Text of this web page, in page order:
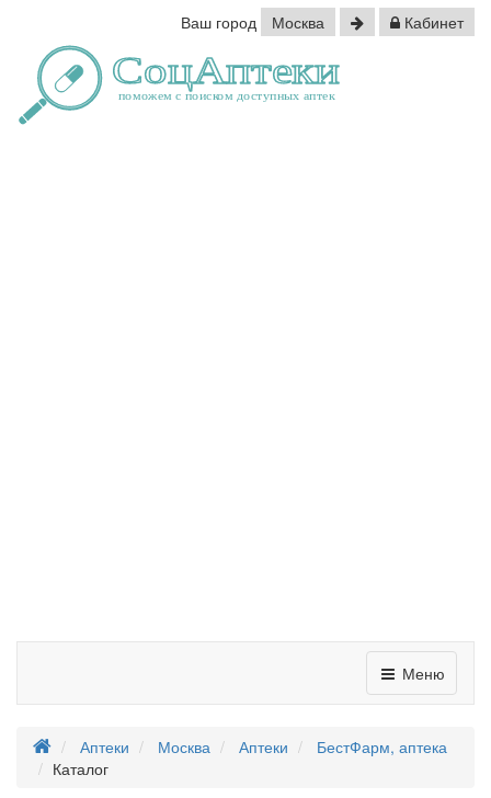
Ваш город Москва Кабинет
Меню
Аптеки Москва Аптеки
БестФарм, аптека
Каталог